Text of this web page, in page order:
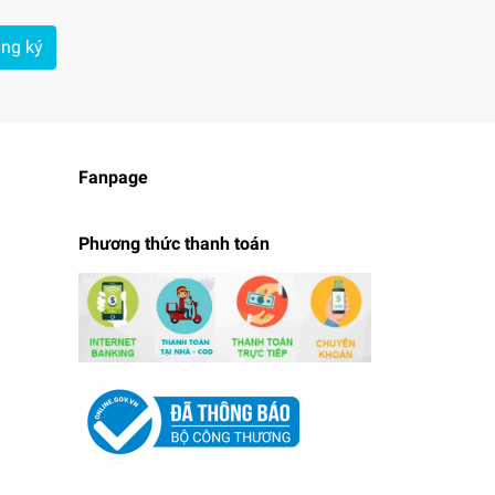
ký
Fanpage
Phương thức thanh toán